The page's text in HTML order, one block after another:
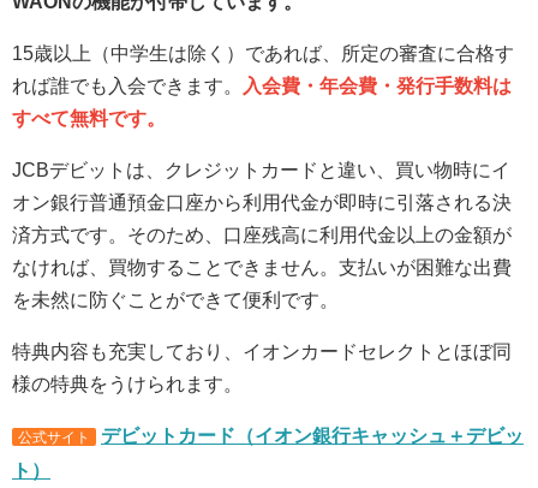
15歳以上（中学生は除く）であれば、所定の審査に合格す
れば誰でも入会できます。
入会費・年会費・発行手数料は
すべて無料です。
JCBデビットは、クレジットカードと違い、買い物時にイ
オン銀行普通預金口座から利用代金が即時に引落される決
済方式です。そのため、口座残高に利用代金以上の金額が
なければ、買物することできません。支払いが困難な出費
を未然に防ぐことができて便利です。
特典内容も充実しており、イオンカードセレクトとほぼ同
様の特典をうけられます。
公式サイト
デビットカード（イオン銀行キャッシュ＋デビッ
ト）